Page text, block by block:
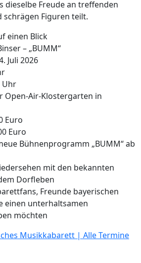
dieselbe Freude an treffenden
schrägen Figuren teilt.
einen Blick
– „BUMM“
Juli 2026
Uhr
Open-Air-Klostergarten in
Euro
Euro
Bühnenprogramm „BUMM“ ab
mit den bekannten
Dorfleben
Freunde bayerischen
einen unterhaltsamen
möchten
Musikkabarett | Alle Termine